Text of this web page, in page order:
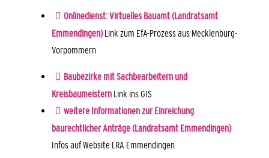
Onlinedienst: Virtuelles Bauamt (Landratsamt
Emmendingen) Link zum EfA-Prozess aus Mecklenburg-
Vorpommern
Baubezirke mit Sachbearbeitern und
Kreisbaumeistern Link ins GIS
weitere Informationen zur Einreichung
baurechtlicher Anträge (Landratsamt Emmendingen)
Infos auf Website LRA Emmendingen